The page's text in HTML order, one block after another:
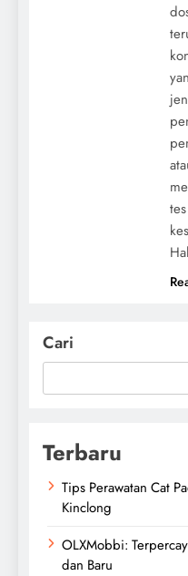
Hal
Cari
Terbaru
Tips Perawatan Cat
Kinclong
OLXMobbi:
dan Baru